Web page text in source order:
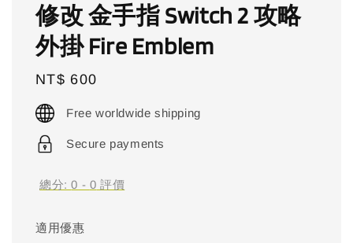
修改 金手指 Switch 2 攻略
外掛 Fire Emblem
Regular
price
NT$ 600
Free worldwide shipping
Secure payments
總分:0 - 0 評價
適用優惠